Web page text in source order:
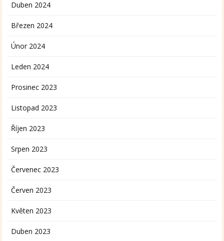
Duben 2024
Březen 2024
Únor 2024
Leden 2024
Prosinec 2023
Listopad 2023
Říjen 2023
Srpen 2023
Červenec 2023
Červen 2023
Květen 2023
Duben 2023